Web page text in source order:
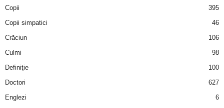
Copii
395
Copii simpatici
46
Crăciun
106
Culmi
98
Definiţie
100
Doctori
627
Englezi
6